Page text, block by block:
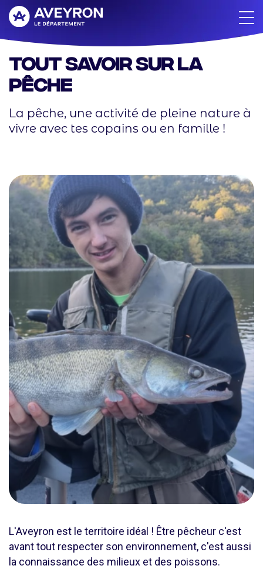
Aller
au
contenu
principal
Tout savoir sur la
pêche
La pêche, une activité de pleine nature à
vivre avec tes copains ou en famille !
L'Aveyron est le territoire idéal ! Être pêcheur c'est
avant tout respecter son environnement, c'est aussi
la connaissance des milieux et des poissons.